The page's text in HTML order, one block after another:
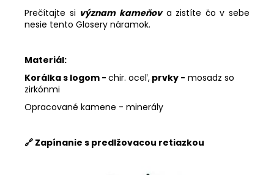
Prečítajte si význam kameňova zistíte čo v sebe
nesie tento Glosery náramok.
Materiál:
Korálka s logom - chir. oceľ, prvky - mosadz so
zirkónmi
Opracované kamene - minerály
🔗 Zapínanie s predlžovacou retiazkou